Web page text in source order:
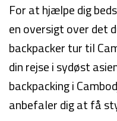
For at hjælpe dig
en oversigt over det
backpacker tur til
din rejse i sydøst
backpacking i
anbefaler dig at få